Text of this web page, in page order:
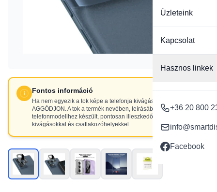
Üzleteink
Kapcsolat
Hasznos linkek
+36 20 800
Facebook
Fontos információ
Ha nem egyezik a tok képe a telefonja kivágásaival, NE
AGGÓDJON. A tok a termék nevében, leírásában szereplő
telefonmodellhez készült, pontosan illeszkedő
kivágásokkal és csatlakozóhelyekkel.